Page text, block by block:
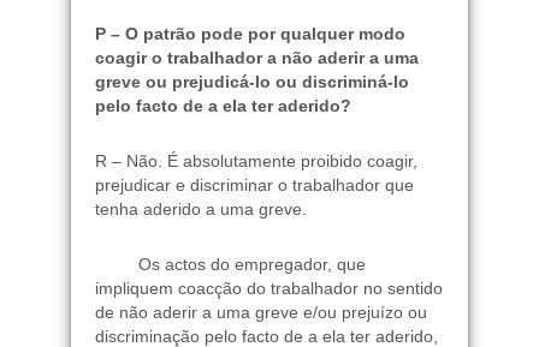
P – O patrão pode por qualquer modo
coagir o trabalhador a não aderir a uma
greve ou prejudicá-lo ou discriminá-lo
pelo facto de a ela ter aderido?
R – Não. É absolutamente proibido coagir,
prejudicar e discriminar o trabalhador que
tenha aderido a uma greve.
Os actos do empregador, que
impliquem coacção do trabalhador no sentido
de não aderir a uma greve e/ou prejuízo ou
discriminação pelo facto de a ela ter aderido,